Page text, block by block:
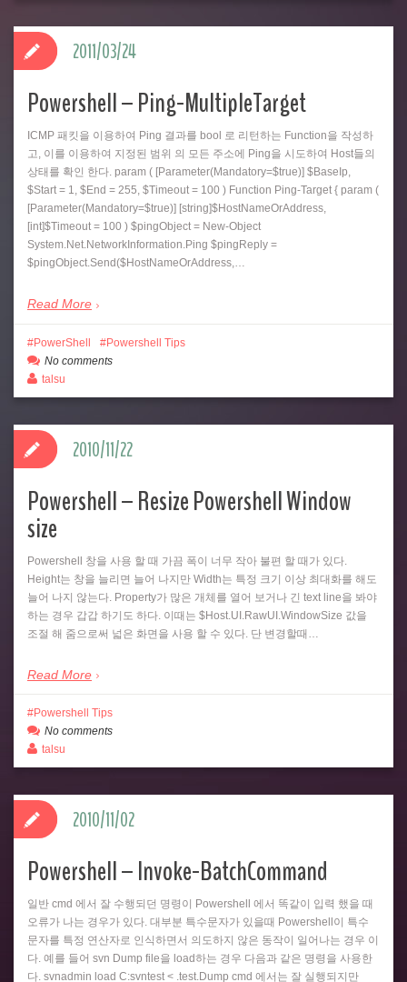
Powershell – Ping-MultipleTarget
ICMP 패킷을 이용하여 Ping 결과를 bool 로 리턴하는 Function을 작성하
고, 이를 이용하여 지정된 범위 의 모든 주소에 Ping을 시도하여 Host들의
상태를 확인 한다. param ( [Parameter(Mandatory=$true)] $BaseIp,
$Start = 1, $End = 255, $Timeout = 100 ) Function Ping-Target { param (
[Parameter(Mandatory=$true)] [string]$HostNameOrAddress,
[int]$Timeout = 100 ) $pingObject = New-Object
System.Net.NetworkInformation.Ping $pingReply =
$pingObject.Send($HostNameOrAddress,…
Read More
2011/03/24
PowerShell
Powershell Tips
No comments
talsu
Powershell – Resize Powershell Window
size
Powershell 창을 사용 할 때 가끔 폭이 너무 작아 불편 할 때가 있다.
Height는 창을 늘리면 늘어 나지만 Width는 특정 크기 이상 최대화를 해도
늘어 나지 않는다. Property가 많은 개체를 열어 보거나 긴 text line을 봐야
하는 경우 갑갑 하기도 하다. 이때는 $Host.UI.RawUI.WindowSize 값을
조절 해 줌으로써 넓은 화면을 사용 할 수 있다. 단 변경할때…
Read More
2010/11/22
Powershell Tips
No comments
talsu
Powershell – Invoke-BatchCommand
일반 cmd 에서 잘 수행되던 명령이 Powershell 에서 똑같이 입력 했을 때
오류가 나는 경우가 있다. 대부분 특수문자가 있을때 Powershell이 특수
문자를 특정 연산자로 인식하면서 의도하지 않은 동작이 일어나는 경우 이
다. 예를 들어 svn Dump file을 load하는 경우 다음과 같은 명령을 사용한
다. svnadmin load C:svntest < .test.Dump cmd 에서는 잘 실행되지만
2010/11/02